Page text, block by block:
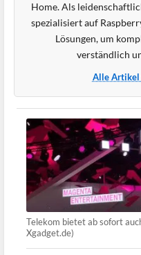
Home. Als
spezialisiert auf
Lösungen, um
verständlich
Alle Artikel
Telekom bietet ab sofort
Xgadget.de)